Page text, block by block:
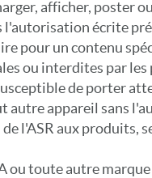
afficher, poster
écrite
pour un contenu
ou interdites par
de porter
autre appareil sans
l'ASR aux produits,
ou toute autre